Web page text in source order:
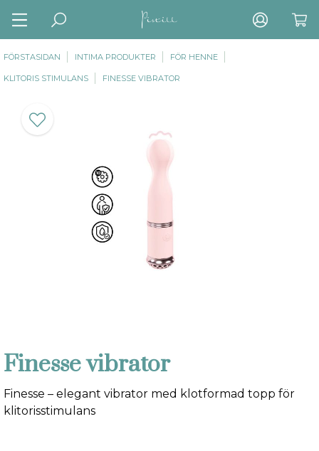
FÖRSTASIDAN INTIMA PRODUKTER FÖR HENNE
KLITORIS STIMULANS FINESSE VIBRATOR
Finesse vibrator
Finesse – elegant vibrator med klotformad topp för
klitorisstimulans